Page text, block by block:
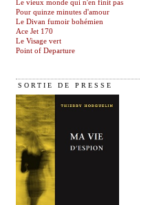
Le vieux monde qui n'en finit pas
Pour quinze minutes d'amour
Le Divan fumoir bohémien
Ace Jet 170
Le Visage vert
Point of Departure
SORTIE DE PRESSE